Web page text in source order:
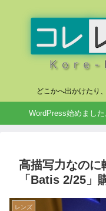
どこかへ出かけたり
WordPress始めまし
高描写力なのに
「Batis 2/25」
レンズ